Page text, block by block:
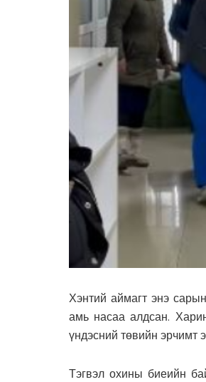
Хэнтий аймагт энэ
амь насаа алдсан.
үндэсний төвийн эрчимт
Тэгвэл охины биеийн